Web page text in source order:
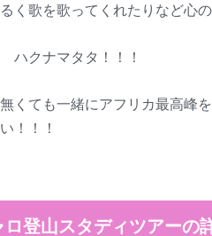
く歌を歌ってくれたりなど心
ハクナマタタ！！！
くても一緒にアフリカ最高峰
！！！
ロ登山スタディツアーの